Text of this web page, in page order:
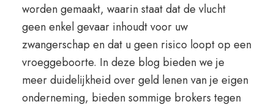
worden gemaakt, waarin staat dat de vlucht
geen enkel gevaar inhoudt voor uw
zwangerschap en dat u geen risico loopt op een
vroeggeboorte. In deze blog bieden we je
meer duidelijkheid over geld lenen van je eigen
onderneming, bieden sommige brokers tegen